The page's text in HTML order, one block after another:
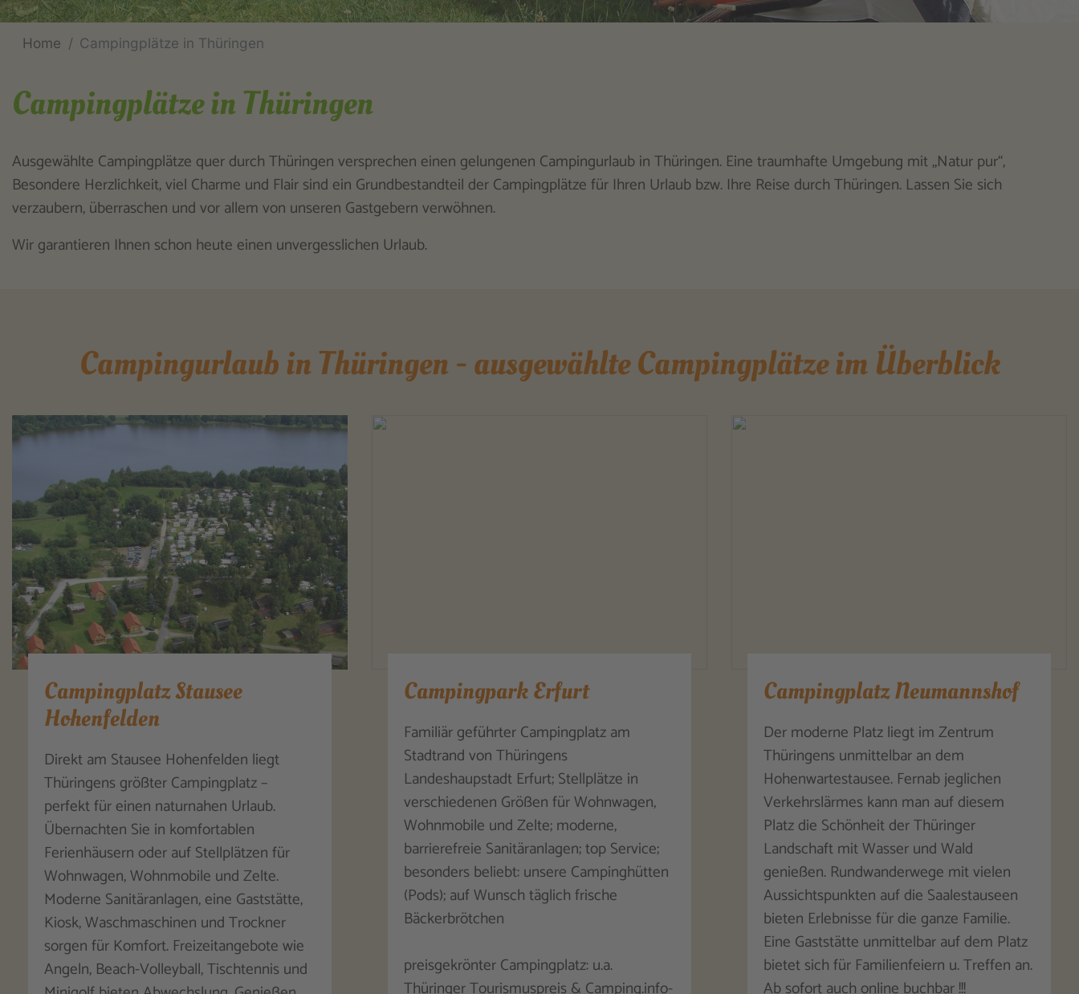
Home Campingplätze in Thüringen
Campingplätze in Thüringen
Ausgewählte Campingplätze quer durch Thüringen versprechen einen gelungenen Campingurlaub in Thüringen. Eine traumhafte Umgebung mit „Natur pur“,
Besondere Herzlichkeit, viel Charme und Flair sind ein Grundbestandteil der Campingplätze für Ihren Urlaub bzw. Ihre Reise durch Thüringen. Lassen Sie sich
verzaubern, überraschen und vor allem von unseren Gastgebern verwöhnen.
Wir garantieren Ihnen schon heute einen unvergesslichen Urlaub.
Campingurlaub in Thüringen - ausgewählte Campingplätze im Überblick
Campingplatz Stausee
Hohenfelden
Direkt am Stausee Hohenfelden liegt
Thüringens größter Campingplatz –
perfekt für einen naturnahen Urlaub.
Übernachten Sie in komfortablen
Ferienhäusern oder auf Stellplätzen für
Wohnwagen, Wohnmobile und Zelte.
Moderne Sanitäranlagen, eine Gaststätte,
Kiosk, Waschmaschinen und Trockner
sorgen für Komfort. Freizeitangebote wie
Angeln, Beach-Volleyball, Tischtennis und
Campingpark Erfurt
Familiär geführter Campingplatz am
Stadtrand von Thüringens
Landeshaupstadt Erfurt; Stellplätze in
verschiedenen Größen für Wohnwagen,
Wohnmobile und Zelte; moderne,
barrierefreie Sanitäranlagen; top Service;
besonders beliebt: unsere Campinghütten
(Pods); auf Wunsch täglich frische
Bäckerbrötchen
preisgekrönter Campingplatz: u.a.
Campingplatz Neumannshof
Der moderne Platz liegt im Zentrum
Thüringens unmittelbar an dem
Hohenwartestausee. Fernab jeglichen
Verkehrslärmes kann man auf diesem
Platz die Schönheit der Thüringer
Landschaft mit Wasser und Wald
genießen. Rundwanderwege mit vielen
Aussichtspunkten auf die Saalestauseen
bieten Erlebnisse für die ganze Familie.
Eine Gaststätte unmittelbar auf dem Platz
bietet sich für Familienfeiern u. Treffen an.